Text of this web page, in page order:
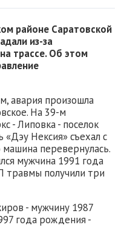
районе Саратовской
из-за
трассе. Об этом
авария произошла
На 39-м
- Липовка - поселок
Нексия» съехал с
перевернулась.
мужчина 1991 года
получили три
- мужчину 1987
года рождения -